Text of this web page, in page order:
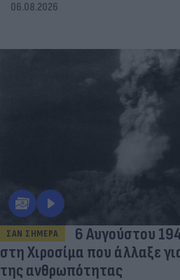
06.08.2026
ΣΑΝ ΣΗΜΕΡΑ
6 Αυγούστου
στη Χιροσίμα που άλλαξε
της ανθρωπότητας